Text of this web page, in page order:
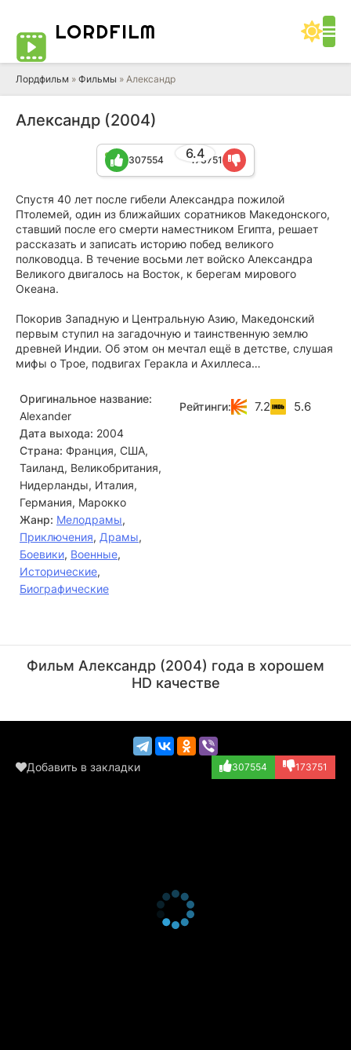
LORDFILM
Лордфильм » Фильмы » Александр
Александр (2004)
6.4
307554 173751
Спустя 40 лет после гибели Александра пожилой
Птолемей, один из ближайших соратников Македонского,
ставший после его смерти наместником Египта, решает
рассказать и записать историю побед великого
полководца. В течение восьми лет войско Александра
Великого двигалось на Восток, к берегам мирового
Океана.
Покорив Западную и Центральную Азию, Македонский
первым ступил на загадочную и таинственную землю
древней Индии. Об этом он мечтал ещё в детстве, слушая
мифы о Трое, подвигах Геракла и Ахиллеса…
Оригинальное название:
Alexander
Дата выхода: 2004
Страна: Франция, США,
Таиланд, Великобритания,
Нидерланды, Италия,
Германия, Марокко
Жанр: Мелодрамы,
Приключения, Драмы,
Боевики, Военные,
Исторические,
Биографические
Рейтинги: 7.2 5.6
(Old Ptolemy)
(Macedonian Sold...)
Фильм Александр (2004) года в хорошем
HD качестве
Добавить в закладки 307554 173751